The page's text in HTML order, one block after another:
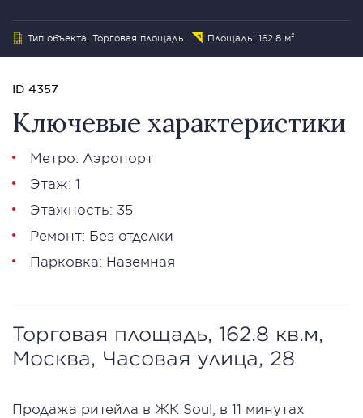
Тип объекта: Торговая площадь Площадь: 162.8 м²
ID 4357
Ключевые характеристики
Метро: Аэропорт
Этаж: 1
Этажность: 35
Ремонт: Без отделки
Парковка: Наземная
Торговая площадь, 162.8 кв.м,
Москва, Часовая улица, 28
Продажа ритейла в ЖК Soul, в 11 минутах